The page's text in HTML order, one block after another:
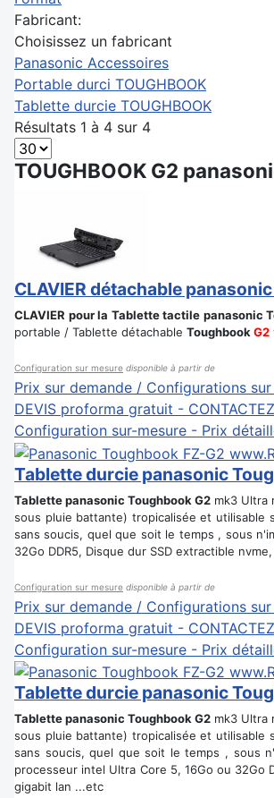
Fabricant:
Choisissez un fabricant
Panasonic Accessoires
Portable durci TOUGHBOOK
Tablette durcie TOUGHBOOK
Résultats 1 à 4 sur 4
TOUGHBOOK G2
CLAVIER détachable
CLAVIER pour la Tablette tactile panasonic
portable / Tablette détachable Toughbook G2
Configuration sur mesure disponible à partir de
Prix sur demande / Configurations
DEVIS proforma gratuit -
Configuration sur-mesure - Prix
Tablette durcie panasonic
Tablette panasonic Toughbook G2 mk3 Ultra
sous pluie battante) tropicalisée et utilisable
sans soucis, quel que soit le temps , sous
32Go DDR5, Disque dur SSD extractible
Configuration sur mesure disponible à partir de
Prix sur demande / Configurations
DEVIS proforma gratuit -
Configuration sur-mesure - Prix
Tablette durcie panasonic
Tablette panasonic Toughbook G2 mk3 Ultra
sous pluie battante) tropicalisée et utilisable
sans soucis, quel que soit le temps , sous
processeur intel Ultra Core 5, 16Go ou 32Go
gigabit lan ...etc